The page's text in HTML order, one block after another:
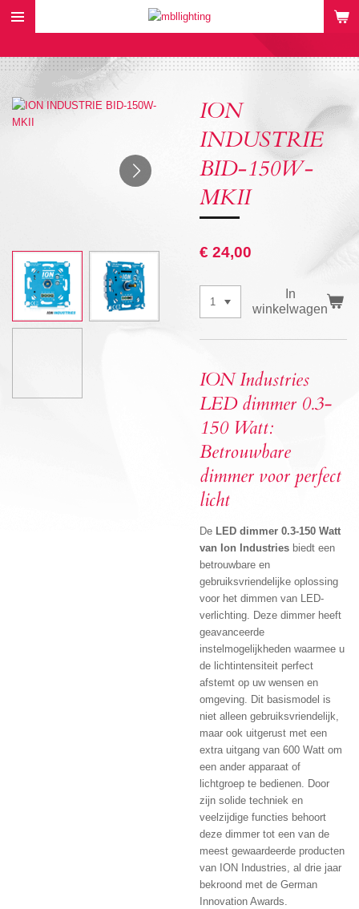
Ga
de
hoofdinhoud
ION
INDUSTRIE
BID-150W-
MKII
€ 24,00
In
winkelwagen
ION Industries
LED dimmer 0.3-
150 Watt:
Betrouwbare
dimmer voor perfect
licht
De LED dimmer 0.3-150 Watt
van Ion Industries biedt een
betrouwbare en
gebruiksvriendelijke oplossing
voor het dimmen van LED-
verlichting. Deze dimmer heeft
geavanceerde
instelmogelijkheden waarmee u
de lichtintensiteit perfect
afstemt op uw wensen en
omgeving. Dit basismodel is
niet alleen gebruiksvriendelijk,
maar ook uitgerust met een
extra uitgang van 600 Watt om
een ander apparaat of
lichtgroep te bedienen. Door
zijn solide techniek en
veelzijdige functies behoort
deze dimmer tot een van de
meest gewaardeerde producten
van ION Industries, al drie jaar
bekroond met de German
Innovation Awards.